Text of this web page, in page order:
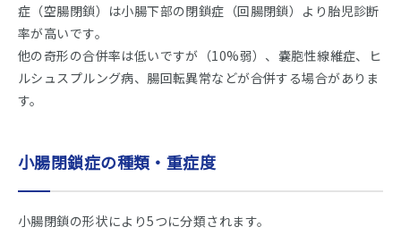
症（空腸閉鎖）は小腸下部の閉鎖症（回腸閉鎖）より胎児診断
率が高いです。
他の奇形の合併率は低いですが（10%弱）、嚢胞性線維症、ヒ
ルシュスプルング病、腸回転異常などが合併する場合がありま
す。
小腸閉鎖症の種類・重症度
小腸閉鎖の形状により5つに分類されます。